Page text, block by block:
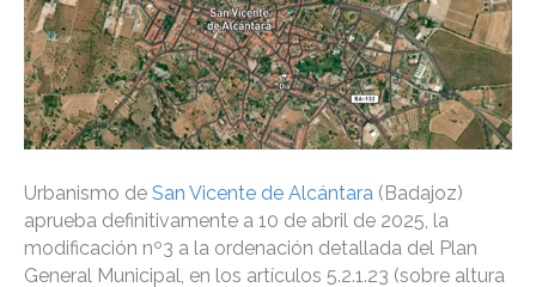
Urbanismo de San Vicente de Alcántara (Badajoz)
aprueba definitivamente a 10 de abril de 2025, la
modificación nº3 a la ordenación detallada del Plan
General Municipal, en los artículos 5.2.1.23 (sobre altura